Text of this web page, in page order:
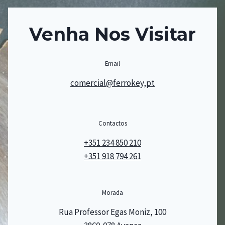
Venha Nos Visitar
Email
comercial@ferrokey,pt
Contactos
+351 234 850 210
+351 918 794 261
Morada
Rua Professor Egas Moniz, 100